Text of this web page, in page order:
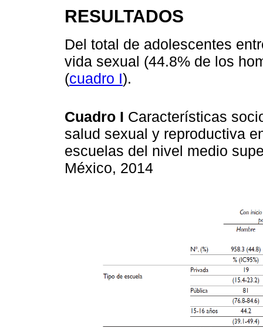
RESULTADOS
Del total de adolescentes
vida sexual (44.8% de los
(cuadro I).
Cuadro I Características
salud sexual y reproductiva
escuelas del nivel medio
México, 2014